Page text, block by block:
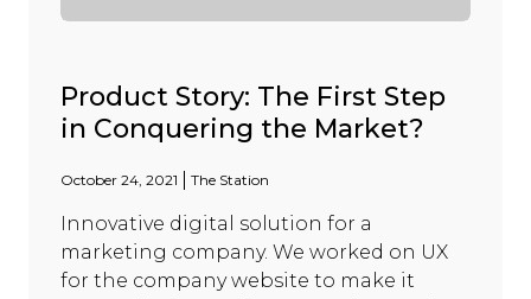
Product Story: The First Step
in Conquering the Market?
October 24, 2021 The Station
Innovative digital solution for a
marketing company. We worked on UX
for the company website to make it